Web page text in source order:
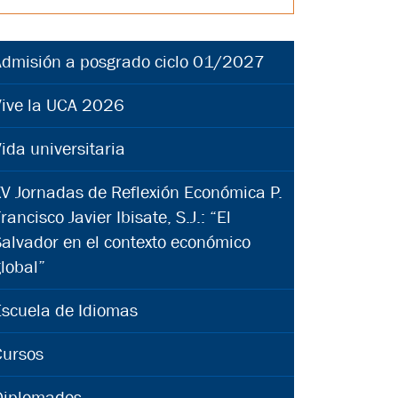
a posgrado ciclo 01/2027
la UCA 2026
universitaria
Jornadas de Reflexión Económica P.
Javier Ibisate, S.J.: “El
en el contexto económico
de Idiomas